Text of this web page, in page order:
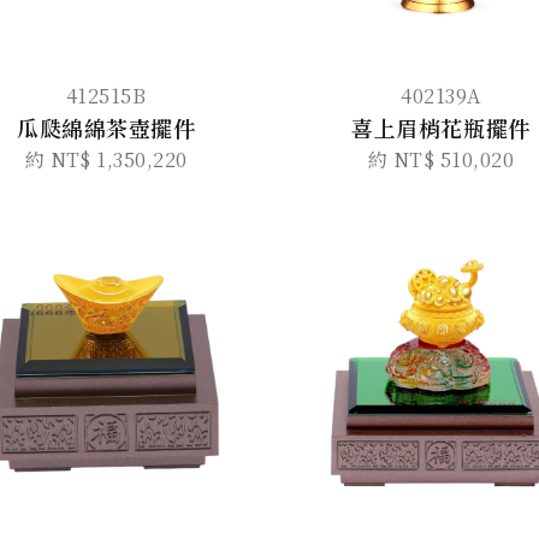
412515B
瓜瓞綿綿茶壺擺件
約 NT$ 1,350,220
402139A
喜上眉梢花瓶擺件
約 NT$ 510,020